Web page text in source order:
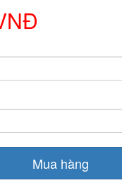
Mua hàng